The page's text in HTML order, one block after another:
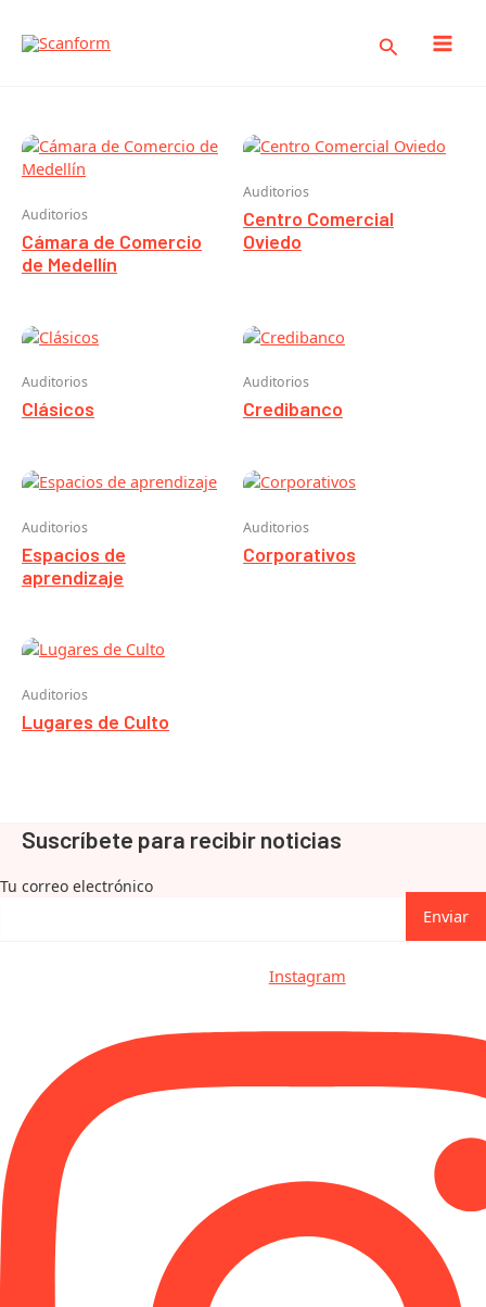
contenido
Buscar
Auditorios
Cámara de Comercio
de Medellín
Auditorios
Centro Comercial
Oviedo
Auditorios
Clásicos
Auditorios
Credibanco
Auditorios
Espacios de
aprendizaje
Auditorios
Corporativos
Auditorios
Lugares de Culto
Suscríbete para recibir noticias
Tu correo electrónico
Enviar
Instagram